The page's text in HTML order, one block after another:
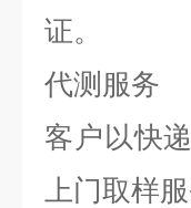
证。
代测服务
客户以快
上门取样服